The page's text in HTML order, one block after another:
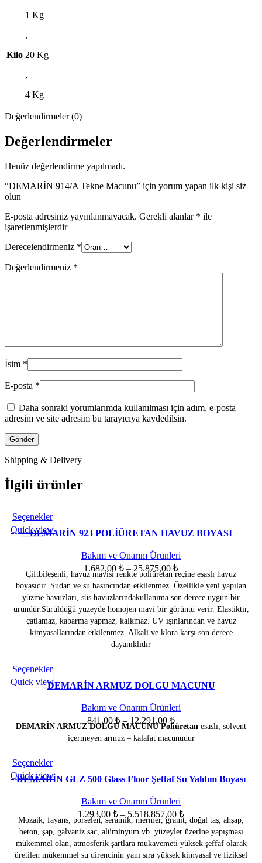
Kilo
1 Kg
,
20 Kg
,
4 Kg
Değerlendirmeler (0)
Değerlendirmeler
Henüz değerlendirme yapılmadı.
“DEMARİN 914/A Tekne Macunu” için yorum yapan ilk kişi siz
olun
E-posta adresiniz yayınlanmayacak. Gerekli alanlar * ile
işaretlenmişlerdir
Derecelendirmeniz *
Değerlendirmeniz *
İsim *
E-posta *
Daha sonraki yorumlarımda kullanılması için adım, e-posta
adresim ve site adresim bu tarayıcıya kaydedilsin.
Shipping & Delivery
İlgili ürünler
SOLD OU
T
DEMARİN 923 POLİÜRETAN HAVUZ BOYASI
Bakım ve Onarım Ürünleri
1.682,00 ₺ – 25.875,00 ₺Fiyat
aralığı:
1.682,00 ₺
-
25.875,00 ₺
Çiftbileşenli, havuz mavisi renkte poliüretan reçine esaslı havuz
boyasıdır. Sudan ve su basıncından etkilenmez. Özellikle yeni yapılan
yüzme havuzları, süs havuzlarındakullanıma son derece uygun bir
üründür.Sürüldüğü yüzeyde homojen mavi bir görüntü verir. Elastiktir,
çatlamaz, kabarma yapmaz, kalkmaz. UV ışınlarından ve havuz
kimyasallarından etkilenmez. Alkali ve klora karşı son derece
dayanıklıdır
SeçeneklerBu
ürünün
varyasyonu
var.
Seçenekler
ürün
sayfasından
seçilebilir
Quick view
DEMARİN ARMUZ DOLGU MACUNU
Bakım ve Onarım Ürünleri
841,00 ₺ – 12.291,00 ₺Fiyat
aralığı:
DEMARİN ARMUZ DOLGU MACUNU Poliüretan esaslı, solvent
içermeyen armuz – kalafat macunudur
SeçeneklerBu
ürünün
varyasyonu
Seçenekler
sayfasından
seçilebilir
Quick view
SOLD OU
T
DEMARİN GLZ 500 Glass Floor Şeffaf Su Yalıtım Boyası
Bakım ve Onarım Ürünleri
1.293,00 ₺ – 5.518.857,00 ₺Fiyat
aralığı:
1.293,00 ₺
-
Mozaik, fayans, porselen, seramik, mermer, granit, doğal taş, ahşap,
beton, şap, galvaniz sac, alüminyum vb. yüzeyler üzerine yapışması
mükemmel olan, atmosferik şartlara mukavemeti yüksek şeffaf olarak
üretilen mükemmel su direncinin yanı sıra yüksek kimyasal ve fiziksel
SeçeneklerBu
ürünün
varyasyonu
var.
Seçenekler
ürün
Quick view